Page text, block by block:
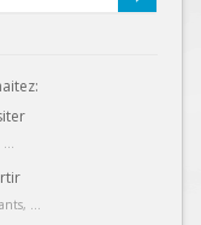
...
...